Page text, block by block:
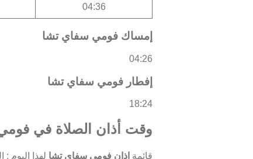
04:36
إمساك فومي سفاي تشا
04:26
إفطار فومي سفاي تشا
18:24
وقت أذان الصلاة في
قائمة اذان فومي سفاي تشا لهذا اليوم : الفجر: 04:36 ، الظهر: 12:07 ، العصر: 15:21 ،